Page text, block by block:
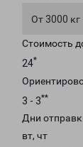
От 3000 кг
Стоимость
24*
3 - 3**
Дни
вт, чт